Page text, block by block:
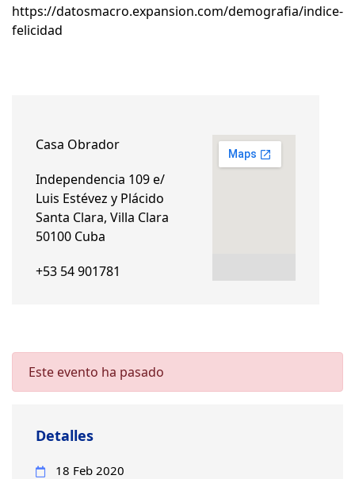
https://datosmacro.expansion.com/demografia/indice-
felicidad
Casa Obrador
Independencia 109 e/
Luis Estévez y Plácido
Santa Clara, Villa Clara
50100 Cuba
+53 54 901781
Este evento ha pasado
Detalles
18 Feb 2020